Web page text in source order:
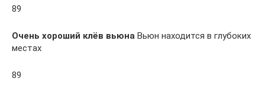
89
Очень хороший клёв вьюна Вьюн находится в глубоких
местах
89